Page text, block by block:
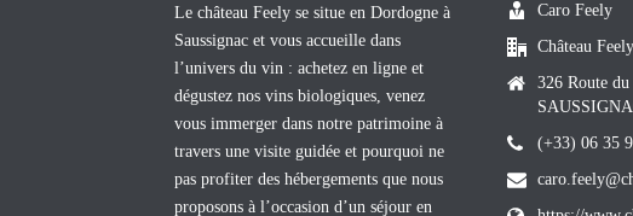
Le château Feely se situe en Dordogne à
Saussignac et vous accueille dans
l’univers du vin : achetez en ligne et
dégustez nos vins biologiques, venez
vous immerger dans notre patrimoine à
travers une visite guidée et pourquoi ne
pas profiter des hébergements que nous
proposons à l’occasion d’un séjour en
Caro Feely
Château Feely
326 Route
(+33) 06 35